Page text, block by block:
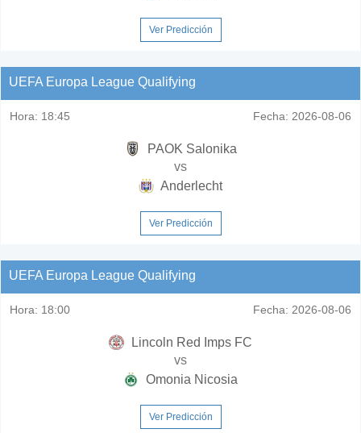
Ver Predicción
UEFA Europa League Qualifying
Hora: 18:45 Fecha: 2026-08-06
PAOK Salonika
vs
Anderlecht
Ver Predicción
UEFA Europa League Qualifying
Hora: 18:00 Fecha: 2026-08-06
Lincoln Red Imps FC
vs
Omonia Nicosia
Ver Predicción